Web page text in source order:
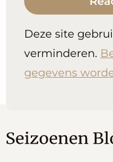
Deze site
verminderen.
gegevens